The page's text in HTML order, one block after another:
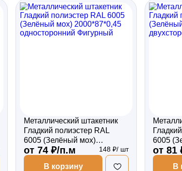
Металлический штакетник
Гладкий полиэстер RAL
6005 (Зелёный мох)
2000*87*0,45 односторонний
Фигурный
от 74 ₽/п.м 148 ₽/ шт
В корзину
6005
от 81
В